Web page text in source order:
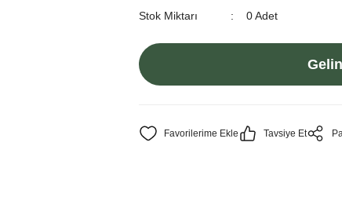
Stok Miktarı
0 Adet
Tavsiye Et